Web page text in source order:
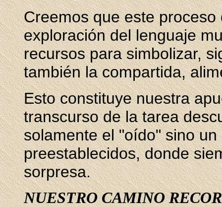
Creemos que este
exploración del lenguaje
recursos para simbolizar,
también la compartida,
Esto constituye nuestra
transcurso de la tarea
solamente el "oído" sino
preestablecidos, donde
sorpresa.
NUESTRO CAMINO